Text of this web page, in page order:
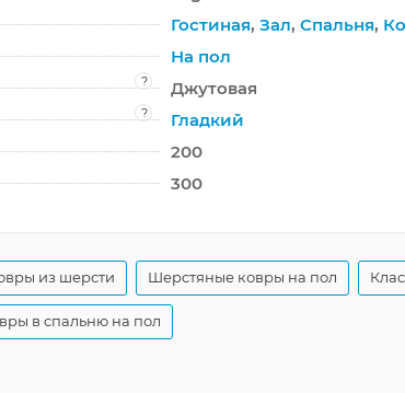
Гостиная, Зал, Спальня,
На пол
?
Джутовая
?
Гладкий
200
300
из шерсти Шерстяные ковры на пол
в спальню на пол